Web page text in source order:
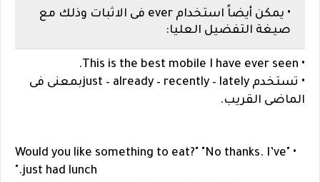
• يمكن أيضاً استخدام ever فى الاثبات وذلك مع
صيغة التفضيل العليا:
• This is the best mobile I have ever seen.
• تستخدم just – already – recently – latelyبمعنى فى
الماضى القريب.
• "Would you like something to eat?" "No thanks. I’ve
just had lunch."